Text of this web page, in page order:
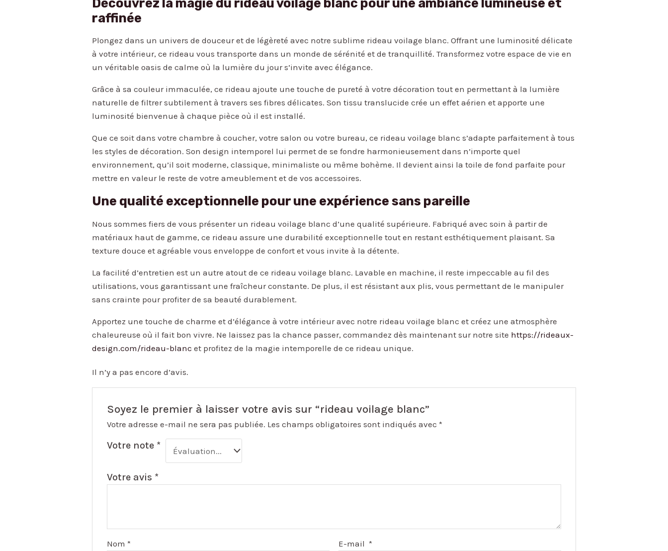
raffinée
Plongez dans un univers de douceur et de légèreté avec notre sublime rideau voilage blanc. Offrant une luminosité délicate
à votre intérieur, ce rideau vous transporte dans un monde de sérénité et de tranquillité. Transformez votre espace de vie en
un véritable oasis de calme où la lumière du jour s’invite avec élégance.
Grâce à sa couleur immaculée, ce rideau ajoute une touche de pureté à votre décoration tout en permettant à la lumière
naturelle de filtrer subtilement à travers ses fibres délicates. Son tissu translucide crée un effet aérien et apporte une
luminosité bienvenue à chaque pièce où il est installé.
Que ce soit dans votre chambre à coucher, votre salon ou votre bureau, ce rideau voilage blanc s’adapte parfaitement à tous
les styles de décoration. Son design intemporel lui permet de se fondre harmonieusement dans n’importe quel
environnement, qu’il soit moderne, classique, minimaliste ou même bohème. Il devient ainsi la toile de fond parfaite pour
mettre en valeur le reste de votre ameublement et de vos accessoires.
Une qualité exceptionnelle pour une expérience sans pareille
Nous sommes fiers de vous présenter un rideau voilage blanc d’une qualité supérieure. Fabriqué avec soin à partir de
matériaux haut de gamme, ce rideau assure une durabilité exceptionnelle tout en restant esthétiquement plaisant. Sa
texture douce et agréable vous enveloppe de confort et vous invite à la détente.
La facilité d’entretien est un autre atout de ce rideau voilage blanc. Lavable en machine, il reste impeccable au fil des
utilisations, vous garantissant une fraîcheur constante. De plus, il est résistant aux plis, vous permettant de le manipuler
sans crainte pour profiter de sa beauté durablement.
Apportez une touche de charme et d’élégance à votre intérieur avec notre rideau voilage blanc et créez une atmosphère
chaleureuse où il fait bon vivre. Ne laissez pas la chance passer, commandez dès maintenant sur notre site https://rideaux-
design.com/rideau-blanc et profitez de la magie intemporelle de ce rideau unique.
Il n’y a pas encore d’avis.
Soyez le premier à laisser votre avis sur “rideau voilage blanc”
Votre adresse e-mail ne sera pas publiée. Les champs obligatoires sont indiqués avec *
Votre note *
Votre avis *
Nom * E-mail*